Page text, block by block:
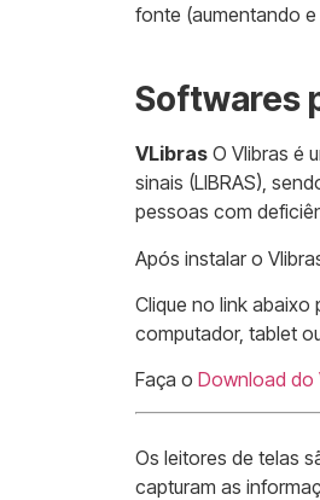
fonte (aumentando
Softwares
VLibras O Vlibras é
sinais (LIBRAS),
pessoas com
Após instalar o
Clique no link abaixo
computador, tablet
Faça o Download do
Os leitores de telas
capturam as